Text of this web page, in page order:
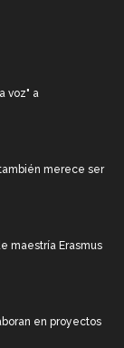
voz" a
merece ser
maestría Erasmus
en proyectos